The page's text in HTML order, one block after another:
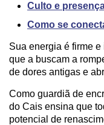
Culto e
Como se
Sua energia é firme
que a buscam a
de dores antigas e
Como guardiã de
do Cais ensina que
potencial de